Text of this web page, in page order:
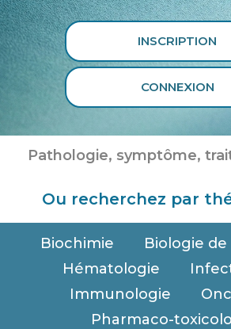
INSCRIPTION
CONNEXION
Ou recherchez par
Biochimie
Biologie
Hématologie
Immunologie
Pharmaco-